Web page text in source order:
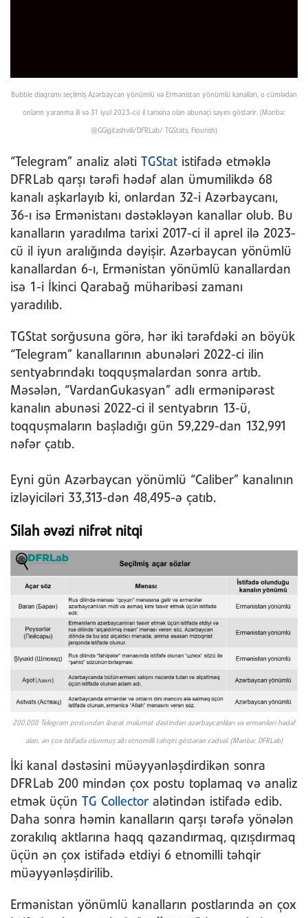
Bubble diaqramı seçilmiş Azərbaycan yönümlü və Ermənistan yönümlü kanalları, o cümlədən
onların yaranma ili və 31 iyul 2023-cü il tarixinə olan abunəçi sayını göstərir. (Mənbə:
@GGigitashvili/DFRLab/ TGStats, Flourish)
“Telegram” analiz aləti TGStat istifadə etməklə
DFRLab qarşı tərəfi hədəf alan ümumilikdə 68
kanalı aşkarlayıb ki, onlardan 32-i Azərbaycanı,
36-ı isə Ermənistanı dəstəkləyən kanallar olub. Bu
kanalların yaradılma tarixi 2017-ci il aprel ilə 2023-
cü il iyun aralığında dəyişir. Azərbaycan yönümlü
kanallardan 6-ı, Ermənistan yönümlü kanallardan
isə 1-i İkinci Qarabağ müharibəsi zamanı
yaradılıb.
TGStat sorğusuna görə, hər iki tərəfdəki ən böyük
“Telegram” kanallarının abunələri 2022-ci ilin
sentyabrındakı toqquşmalardan sonra artıb.
Məsələn, “VardanGukasyan” adlı ermənipərəst
kanalın abunəsi 2022-ci il sentyabrın 13-ü,
toqquşmaların başladığı gün 59,229-dan 132,991
nəfər çatıb.
Eyni gün Azərbaycan yönümlü “Caliber” kanalının
izləyiciləri 33,313-dən 48,495-ə çatıb.
Silah əvəzi nifrət nitqi
200.000 Telegram postundan ibarət məlumat dəstindən azərbaycanlıları və erməniləri hədəf
alan, ən çox istifadə olunmuş altı etnomilli təhqiri göstərən cədvəl. (Mənbə: DFRLab)
İki kanal dəstəsini müəyyənləşdirdikən sonra
DFRLab 200 mindən çox postu toplamaq və analiz
etmək üçün
TG Collector alətindən istifadə edib.
Daha sonra həmin kanalların qarşı tərəfə yönələn
zorakılıq aktlarına haqq qazandırmaq, qızışdırmaq
üçün ən çox istifadə etdiyi 6 etnomilli təhqir
müəyyənləşdirilib.
Ermənistan yönümlü kanalların postlarında ən çox